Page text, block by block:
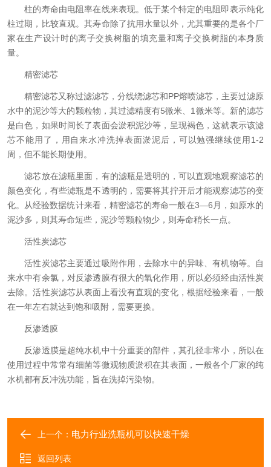
柱的寿命由电阻率在线来表现。低于某个特定的电阻即表示纯化
柱过期，比较直观。其寿命除了抗用水量以外，尤其重要的是各个厂
家在生产设计时的离子交换树脂的填充量和离子交换树脂的本身质
量。
精密滤芯
精密滤芯又称过滤滤芯，分线绕滤芯和PP熔喷滤芯，主要过滤原
水中的泥沙等大的颗粒物，其过滤精度有5微米、1微米等。新的滤芯
是白色，如果时间长了表面会淤积泥沙等，呈现褐色，这就表示该滤
芯不能用了，用自来水冲洗掉表面淤泥后，可以勉强继续使用1-2
周，但不能长期使用。
滤芯放在滤瓶里面，有的滤瓶是透明的，可以直观地观察滤芯的
颜色变化，有些滤瓶是不透明的，需要将其拧开后才能观察滤芯的变
化。从经验数据统计来看，精密滤芯的寿命一般在3—6月，如原水的
泥沙多，则其寿命短些，泥沙等颗粒物少，则寿命稍长一点。
活性炭滤芯
活性炭滤芯主要通过吸附作用，去除水中的异味、有机物等。自
来水中有余氯，对反渗透膜有很大的氧化作用，所以必须经由活性炭
去除。活性炭滤芯从表面上看没有直观的变化，根据经验来看，一般
在一年左右就达到饱和吸附，需要更换。
反渗透膜
反渗透膜是超纯水机中十分重要的部件，其孔径非常小，所以在
使用过程中常常有细菌等微观物质淤积在其表面，一般各个厂家的纯
水机都有反冲洗功能，旨在洗掉污染物。
上一个： 电力行业洗瓶机可以快速干燥
返回列表